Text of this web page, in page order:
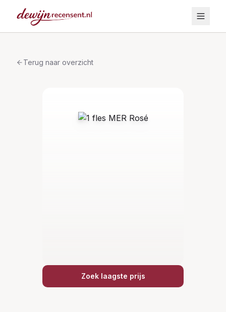
Terug naar overzicht
Zoek laagste prijs